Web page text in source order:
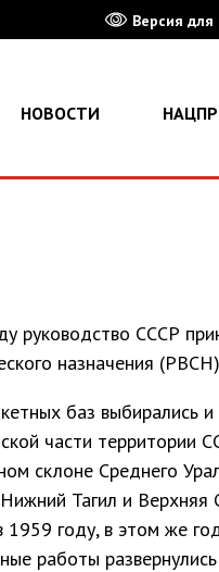
Версия
НОВОСТИ
руководство СССР
назначения
баз выбирались
части территории
склоне Среднего
Тагил и Верхняя
1959 году, в этом же
работы